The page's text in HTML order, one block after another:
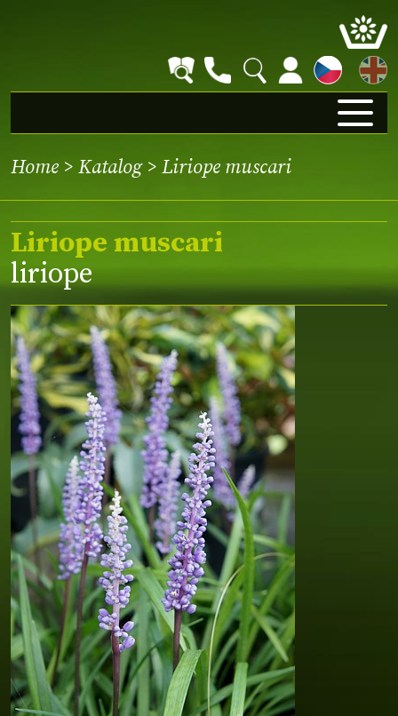
EN
Home > Katalog> Liriope muscari
Liriope muscari
liriope